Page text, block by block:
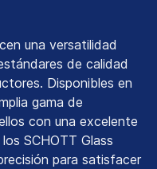
una versatilidad
de calidad
Disponibles en
gama de
con una excelente
SCHOTT Glass
para satisfacer